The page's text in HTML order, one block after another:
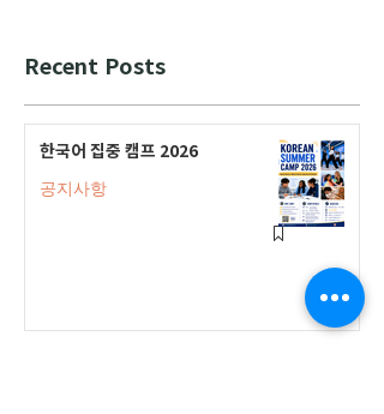
Recent Posts
한국어 집중 캠프 2026
공지사항